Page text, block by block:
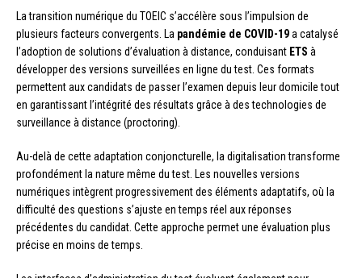
La transition numérique du TOEIC s’accélère sous l’impulsion de
plusieurs facteurs convergents. La pandémie de COVID-19a catalysé
l’adoption de solutions d’évaluation à distance, conduisant ETS à
développer des versions surveillées en ligne du test. Ces formats
permettent aux candidats de passer l’examen depuis leur domicile tout
en garantissant l’intégrité des résultats grâce à des technologies de
surveillance à distance (proctoring).
Au-delà de cette adaptation conjoncturelle, la digitalisation transforme
profondément la nature même du test. Les nouvelles versions
numériques intègrent progressivement des éléments adaptatifs, où la
difficulté des questions s’ajuste en temps réel aux réponses
précédentes du candidat. Cette approche permet une évaluation plus
précise en moins de temps.